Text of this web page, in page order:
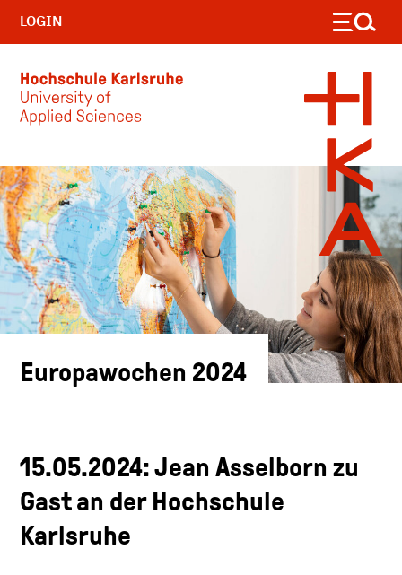
Skip to main content
LOGIN
Europawochen 2024
15.05.2024: Jean Asselborn zu
Gast an der Hochschule
Karlsruhe